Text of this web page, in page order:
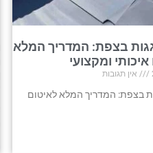
בצפת: המדריך המלא
ומקצועי
אין תגובות
בצפת: המדריך המלא לאיטום